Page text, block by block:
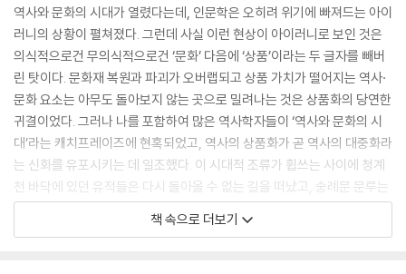
역사와 문화의 시대가 열렸다는데, 인문학은 오히려 위기에 빠져드는 아이
러니의 상황이 펼쳐졌다. 그런데 사실 이런 현상이 아이러니로 보인 것은
의식적으로건 무의식적으로건 ‘문화’ 다음에 ‘상품’이라는 두 글자를 빼버
린 탓이다. 문화재 복원과 파괴가 오버랩되고 상품 가치가 떨어지는 역사·
문화 요소는 아무도 돌아보지 않는 곳으로 밀려나는 것은 상품화의 당연한
귀결이었다. 그러나 나를 포함하여 많은 역사학자들이 ‘역사와 문화의 시
대’라는 캐치프레이즈에 현혹되었고, 역사의 상품화가 곧 역사의 대중화라
는 신화를 유포시키는 데 일조했다. 이 시대적 조류가 휩쓰는 사이에 청계
천 바닥에 있던 유적들은 다시 돌아올 수 없는 길을 떠났고, 숭례문 문루는
불타 내려앉았다. 1994년의 성수대교 붕괴와 이듬해의 삼풍백화점 붕괴
가 물량 위주의 성장제일주의에 대한 혹독한 교훈이었다면, 2008년의 숭
책 속으로 더보기